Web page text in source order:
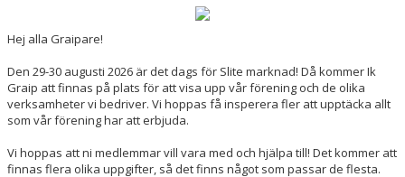
Hej alla Graipare!
Den 29-30 augusti 2026 är det dags för Slite marknad! Då kommer Ik
Graip att finnas på plats för att visa upp vår förening och de olika
verksamheter vi bedriver. Vi hoppas få insperera fler att upptäcka allt
som vår förening har att erbjuda.
Vi hoppas att ni medlemmar vill vara med och hjälpa till! Det kommer att
finnas flera olika uppgifter, så det finns något som passar de flesta.